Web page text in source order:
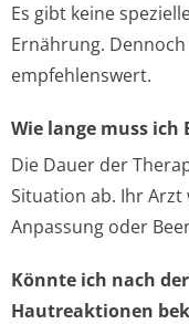
Es gibt keine
Ernährung.
empfehlenswert.
Wie lange muss
Die Dauer der
Situation ab. Ihr
Anpassung oder
Könnte ich nach
Hautreaktionen